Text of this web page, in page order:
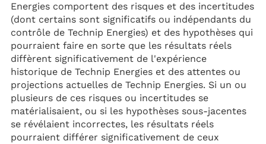
Energies comportent des risques et des incertitudes
(dont certains sont significatifs ou indépendants du
contrôle de Technip Energies) et des hypothèses qui
pourraient faire en sorte que les résultats réels
diffèrent significativement de l'expérience
historique de Technip Energies et des attentes ou
projections actuelles de Technip Energies. Si un ou
plusieurs de ces risques ou incertitudes se
matérialisaient, ou si les hypothèses sous-jacentes
se révélaient incorrectes, les résultats réels
pourraient différer significativement de ceux